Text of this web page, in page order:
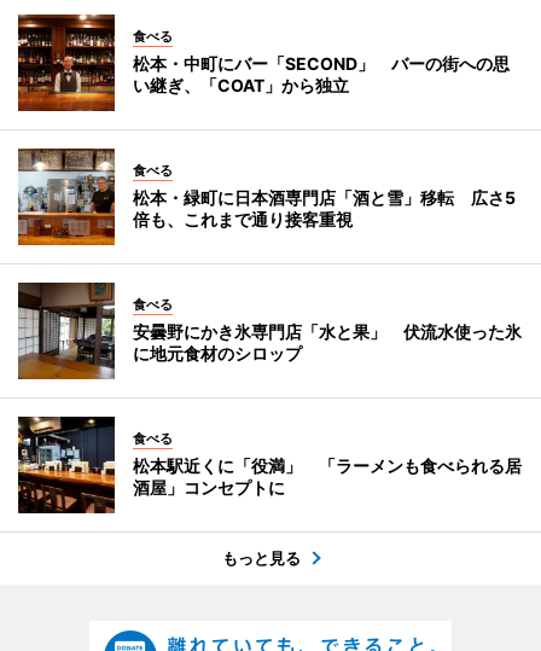
食べる
松本・中町にバー「SECOND」 バーの街への思
い継ぎ、「COAT」から独立
食べる
松本・緑町に日本酒専門店「酒と雪」移転 広さ5
倍も、これまで通り接客重視
食べる
安曇野にかき氷専門店「水と果」 伏流水使った氷
に地元食材のシロップ
食べる
松本駅近くに「役満」 「ラーメンも食べられる居
酒屋」コンセプトに
もっと見る